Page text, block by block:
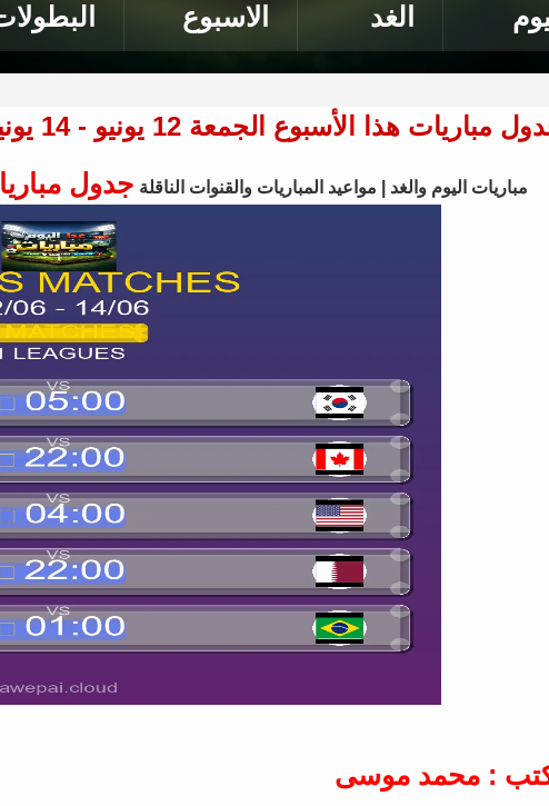
الغد
الاسبوع
مباريات هذا الأسبوع الجمعة 12 يونيو - 14 يونيو 2026 - الجدول الكامل لجميع البطولات
مباريات اليوم والغد | مواعيد المباريات والقنوات الناقلة جدول
: محمد موسى